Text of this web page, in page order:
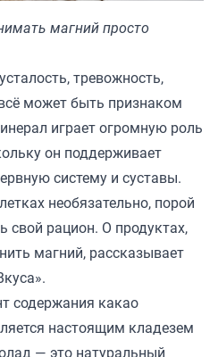
магний просто
тревожность,
может быть признаком
играет огромную роль
он поддерживает
систему и суставы.
необязательно, порой
свой рацион. О продуктах,
магний, рассказывает
.
содержания какао
настоящим кладезем
— это натуральный